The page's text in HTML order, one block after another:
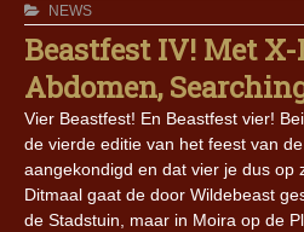
NEWS
Beastfest IV! Met X-
Abdomen,
Vier Beastfest! En Beastfest vier!
de vierde editie van het feest van
aangekondigd en dat vier je dus op
Ditmaal gaat de door Wildebeast
de Stadstuin, maar in Moira op de